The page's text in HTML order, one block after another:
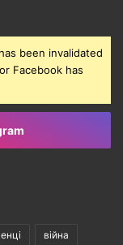
been invalidated
Facebook has
війна